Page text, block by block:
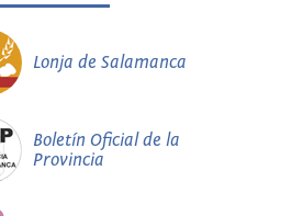
Lonja de Salamanca
Boletín Oficial de la
Provincia